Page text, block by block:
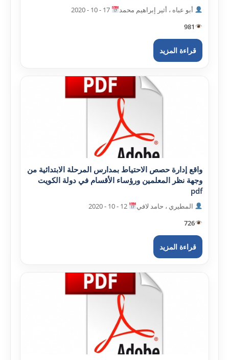
أبو عباه ، أثير إبراهيم محمد
981
قراءة المزيد
واقع إدارة حصص الاحتياط بمدارس المرحلة الابتدائية من
وجهة نظر المعلمين ورؤساء الأقسام في دولة الکويت
pdf
المطيري ، حامد لافي
726
قراءة المزيد